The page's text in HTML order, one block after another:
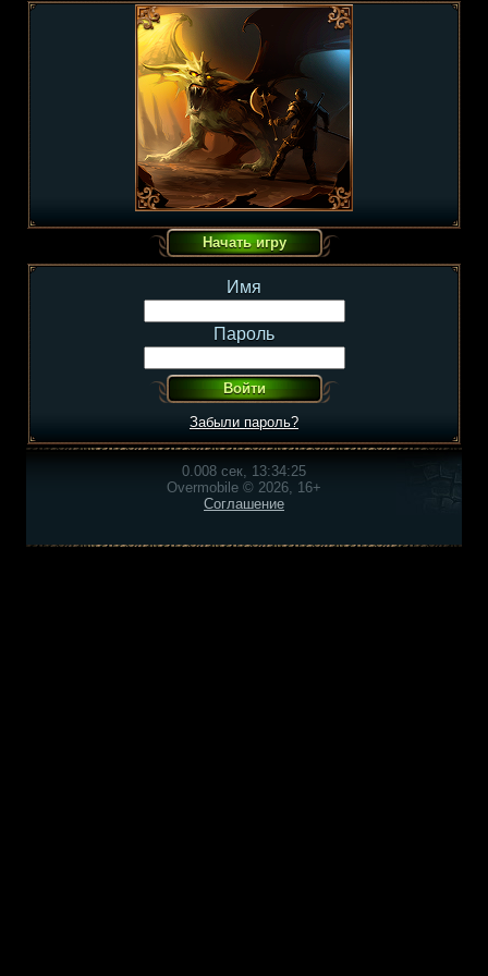
Имя
Пароль
Забыли пароль?
0.008 сек, 13:34:25
Overmobile © 2026, 16+
Соглашение